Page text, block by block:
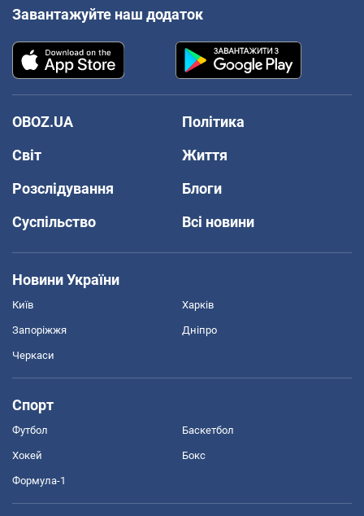
Завантажуйте наш додаток
OBOZ.UA
Політика
Світ
Життя
Розслідування
Блоги
Суспільство
Всі новини
Новини України
Київ Харків
Запоріжжя Дніпро
Черкаси
Спорт
Футбол Баскетбол
Хокей Бокс
Формула-1